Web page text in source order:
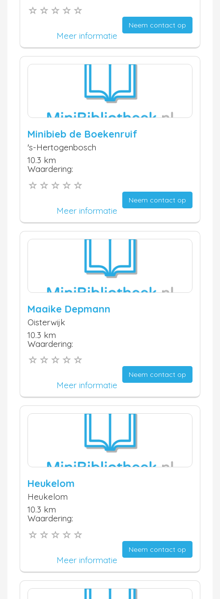
Neem contact op
Meer informatie
Minibieb de Boekenruif
's-Hertogenbosch
10.3 km
Waardering:
Neem contact op
Meer informatie
Maaike Depmann
Oisterwijk
10.3 km
Waardering:
Neem contact op
Meer informatie
Heukelom
Heukelom
10.3 km
Waardering:
Neem contact op
Meer informatie